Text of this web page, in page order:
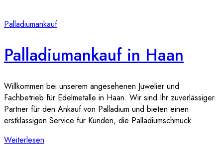
Palladiumankauf
Palladiumankauf in Haan
Willkommen bei unserem angesehenen Juwelier und
Fachbetrieb für Edelmetalle in Haan. Wir sind Ihr zuverlässiger
Partner für den Ankauf von Palladium und bieten einen
erstklassigen Service für Kunden, die Palladiumschmuck
Weiterlesen